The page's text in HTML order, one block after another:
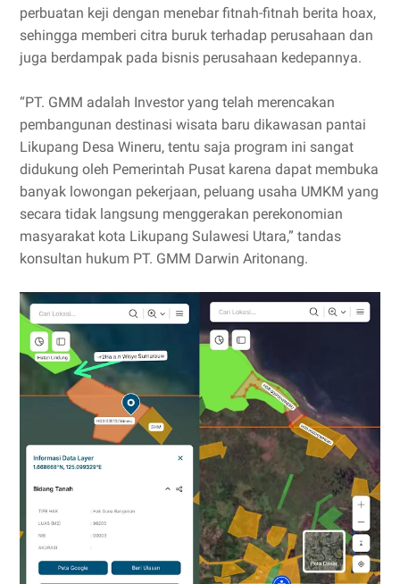
perbuatan keji dengan menebar fitnah-fitnah berita hoax,
sehingga memberi citra buruk terhadap perusahaan dan
juga berdampak pada bisnis perusahaan kedepannya.
“PT. GMM adalah Investor yang telah merencakan
pembangunan destinasi wisata baru dikawasan pantai
Likupang Desa Wineru, tentu saja program ini sangat
didukung oleh Pemerintah Pusat karena dapat membuka
banyak lowongan pekerjaan, peluang usaha UMKM yang
secara tidak langsung menggerakan perekonomian
masyarakat kota Likupang Sulawesi Utara,” tandas
konsultan hukum PT. GMM Darwin Aritonang.